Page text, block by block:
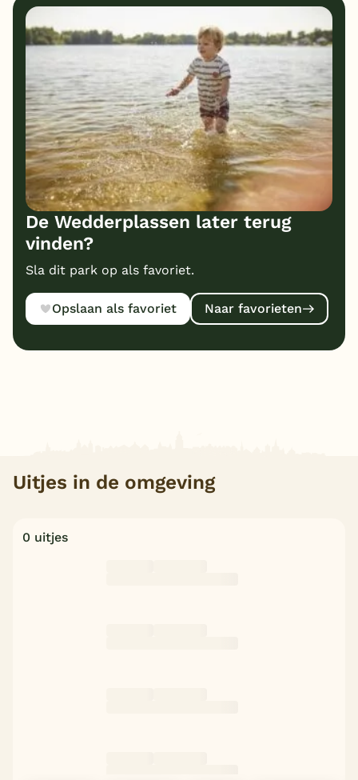
De Wedderplassen later terug
vinden?
Sla dit park op als favoriet.
Opslaan als favoriet Naar favorieten
Uitjes in de omgeving
0 uitjes